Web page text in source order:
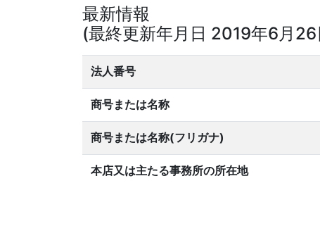
最新情報
(最終更新年月日 2019年6月26
法人番号
商号または名称
商号または名称(フリガナ)
本店又は主たる事務所の所在地